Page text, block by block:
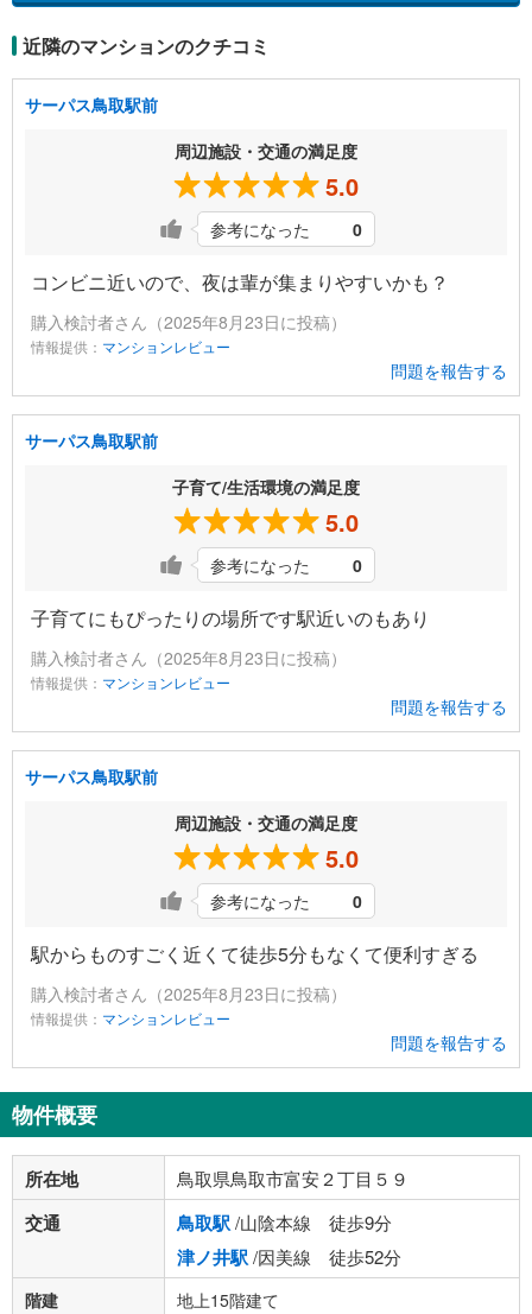
近隣のマンションのクチコミ
サーパス鳥取駅前
周辺施設・交通の満足度
5.0
参考になった 0
コンビニ近いので、夜は輩が集まりやすいかも？
購入検討者さん（2025年8月23日に投稿）
情報提供： マンションレビュー
問題を報告する
サーパス鳥取駅前
子育て/生活環境の満足度
5.0
参考になった 0
子育てにもぴったりの場所です駅近いのもあり
購入検討者さん（2025年8月23日に投稿）
情報提供： マンションレビュー
問題を報告する
サーパス鳥取駅前
周辺施設・交通の満足度
5.0
参考になった 0
駅からものすごく近くて徒歩5分もなくて便利すぎる
購入検討者さん（2025年8月23日に投稿）
情報提供： マンションレビュー
問題を報告する
物件概要
所在地 鳥取県鳥取市富安２丁目５９
交通 鳥取駅/山陰本線 徒歩9分
津ノ井駅/因美線 徒歩52分
階建
地上15階建て